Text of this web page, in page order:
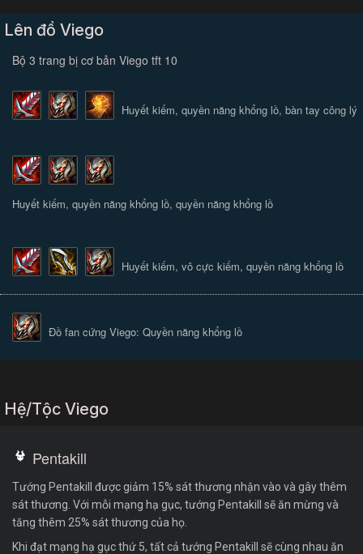
Lên đồ Viego
Bộ 3 trang bị cơ bản Viego tft 10
Huyết kiếm, quyền năng khổng lồ, bàn tay công lý
Huyết kiếm, quyền năng khổng lồ, quyền năng khổng lồ
Huyết kiếm, vô cực kiếm, quyền năng khổng lồ
Đồ fan cứng Viego: Quyền năng khổng lồ
Hệ/Tộc Viego
Pentakill
Tướng Pentakill được giảm 15% sát thương nhận vào và gây thêm
sát thương. Với mỗi mạng hạ gục, tướng Pentakill sẽ ăn mừng và
tăng thêm 25% sát thương của họ.
Khi đạt mạng hạ gục thứ 5, tất cả tướng Pentakill sẽ cùng nhau ăn